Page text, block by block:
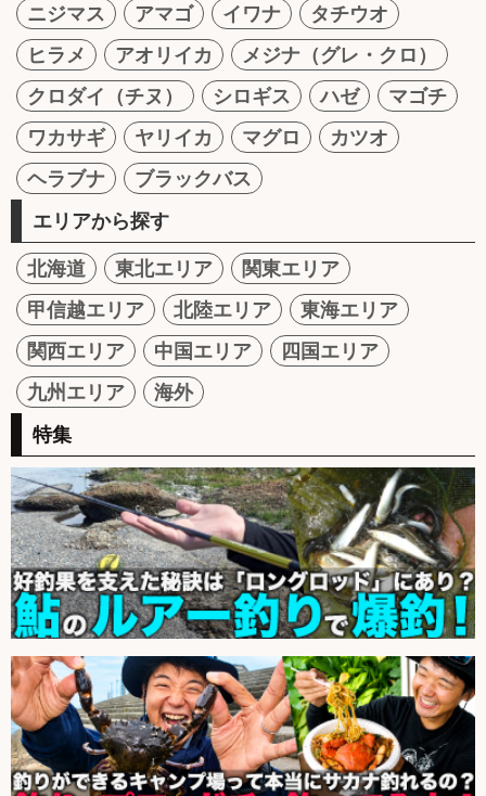
ニジマス
アマゴ イワナ
タチウオ
ヒラメ
アオリイカ
メジナ（グレ・クロ）
クロダイ（チヌ）
シロギス ハゼ
マゴチ
ワカサギ
ヤリイカ マグロ
カツオ
ヘラブナ
ブラックバス
エリアから探す
北海道 東北エリア
関東エリア
甲信越エリア
北陸エリア
東海エリア
関西エリア
中国エリア
四国エリア
九州エリア
海外
特集